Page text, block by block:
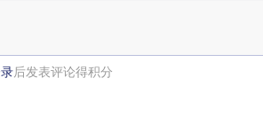
后发表评论得积分